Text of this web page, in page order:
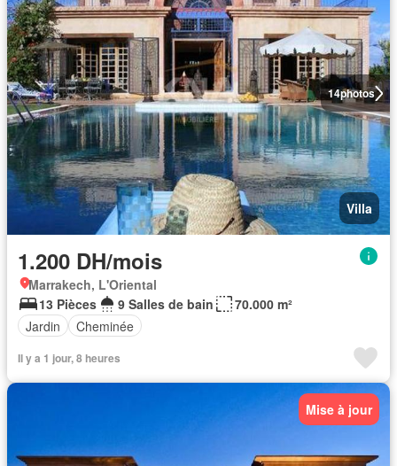
14photos
Villa
1.200 DH/mois
Marrakech, L'Oriental
13 Pièces
9 Salles de bain
70.000 m²
Jardin
Cheminée
Il y a 1 jour, 8 heures
Mise à jour